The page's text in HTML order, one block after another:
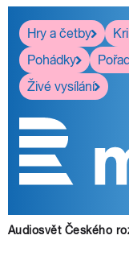
Hry a četby
Pohádky
Živé vysílání
Audiosvět Českého